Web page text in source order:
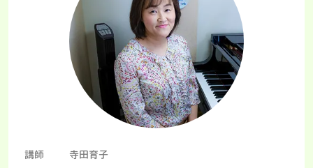
講師
寺田育子